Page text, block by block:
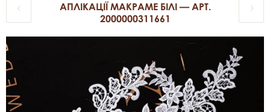
АПЛІКАЦІЇ МАКРАМЕ БІЛІ — АРТ.
2000000311661